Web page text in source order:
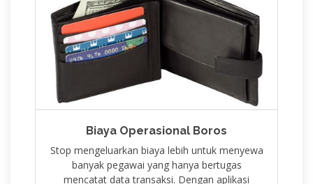
Biaya Operasional Boros
Stop mengeluarkan biaya lebih untuk menyewa
banyak pegawai yang hanya bertugas
mencatat data transaksi. Dengan aplikasi